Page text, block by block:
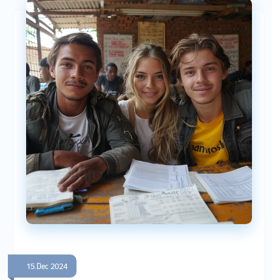
15.Dec 2024